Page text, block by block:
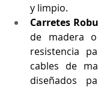
y limpio.
Carretes
de madera
resistencia
cables de
diseñados